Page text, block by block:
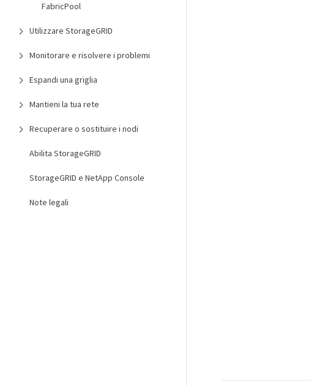
FabricPool
Utilizzare StorageGRID
Monitorare e risolvere i problemi
Espandi una griglia
Mantieni la tua rete
Recuperare o sostituire i nodi
Abilita StorageGRID
StorageGRID e NetApp Console
Note legali